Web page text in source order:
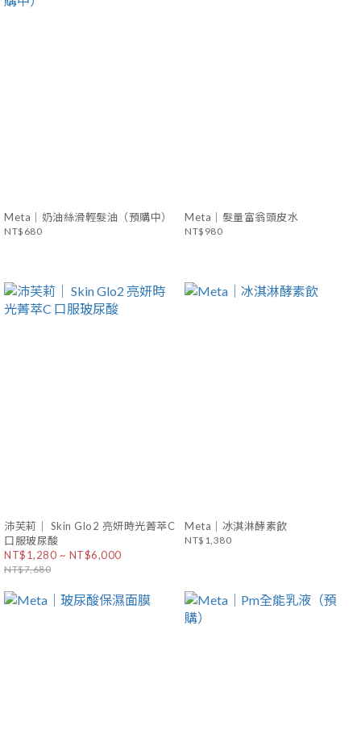
Meta｜奶油絲滑輕髮油（預購中）
NT$680
Meta｜髮量富翁頭皮水
NT$980
沛芙莉｜ Skin Glo2 亮妍時光菁萃C
口服玻尿酸
NT$1,280 ~ NT$6,000
NT$7,680
Meta｜冰淇淋酵素飲
NT$1,380